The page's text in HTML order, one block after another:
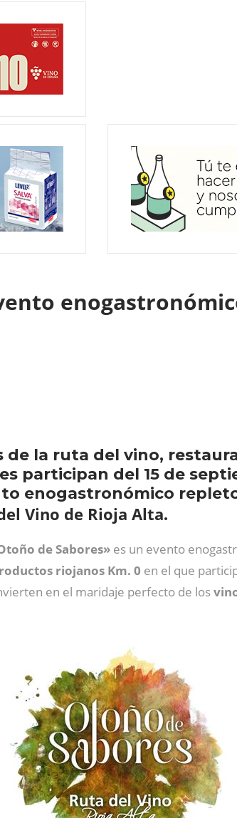
la ruta del vino,
participan del 15 de
enogastronómico
Vino de Rioja Alta.
de Sabores» es un evento
riojanos Km. 0 en el que
en el maridaje perfecto de los